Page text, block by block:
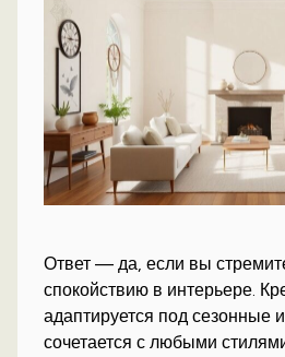
Ответ — да, если вы
спокойствию в интерьере.
адаптируется под сезонные
сочетается с любыми